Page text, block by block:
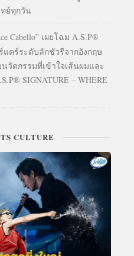
ย์ทุกวัน
Cabello” เผยโฉม A.S.P®
แคร์ระดับลักชัวรีจากอังกฤษ
วัตกรรมที่เข้าใจเส้นผมและ
SIGNATURE – WHERE
CULTURE